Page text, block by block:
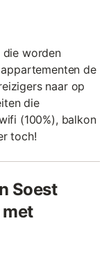
worden
de
naar op
die
(100%), balkon
toch!
Soest